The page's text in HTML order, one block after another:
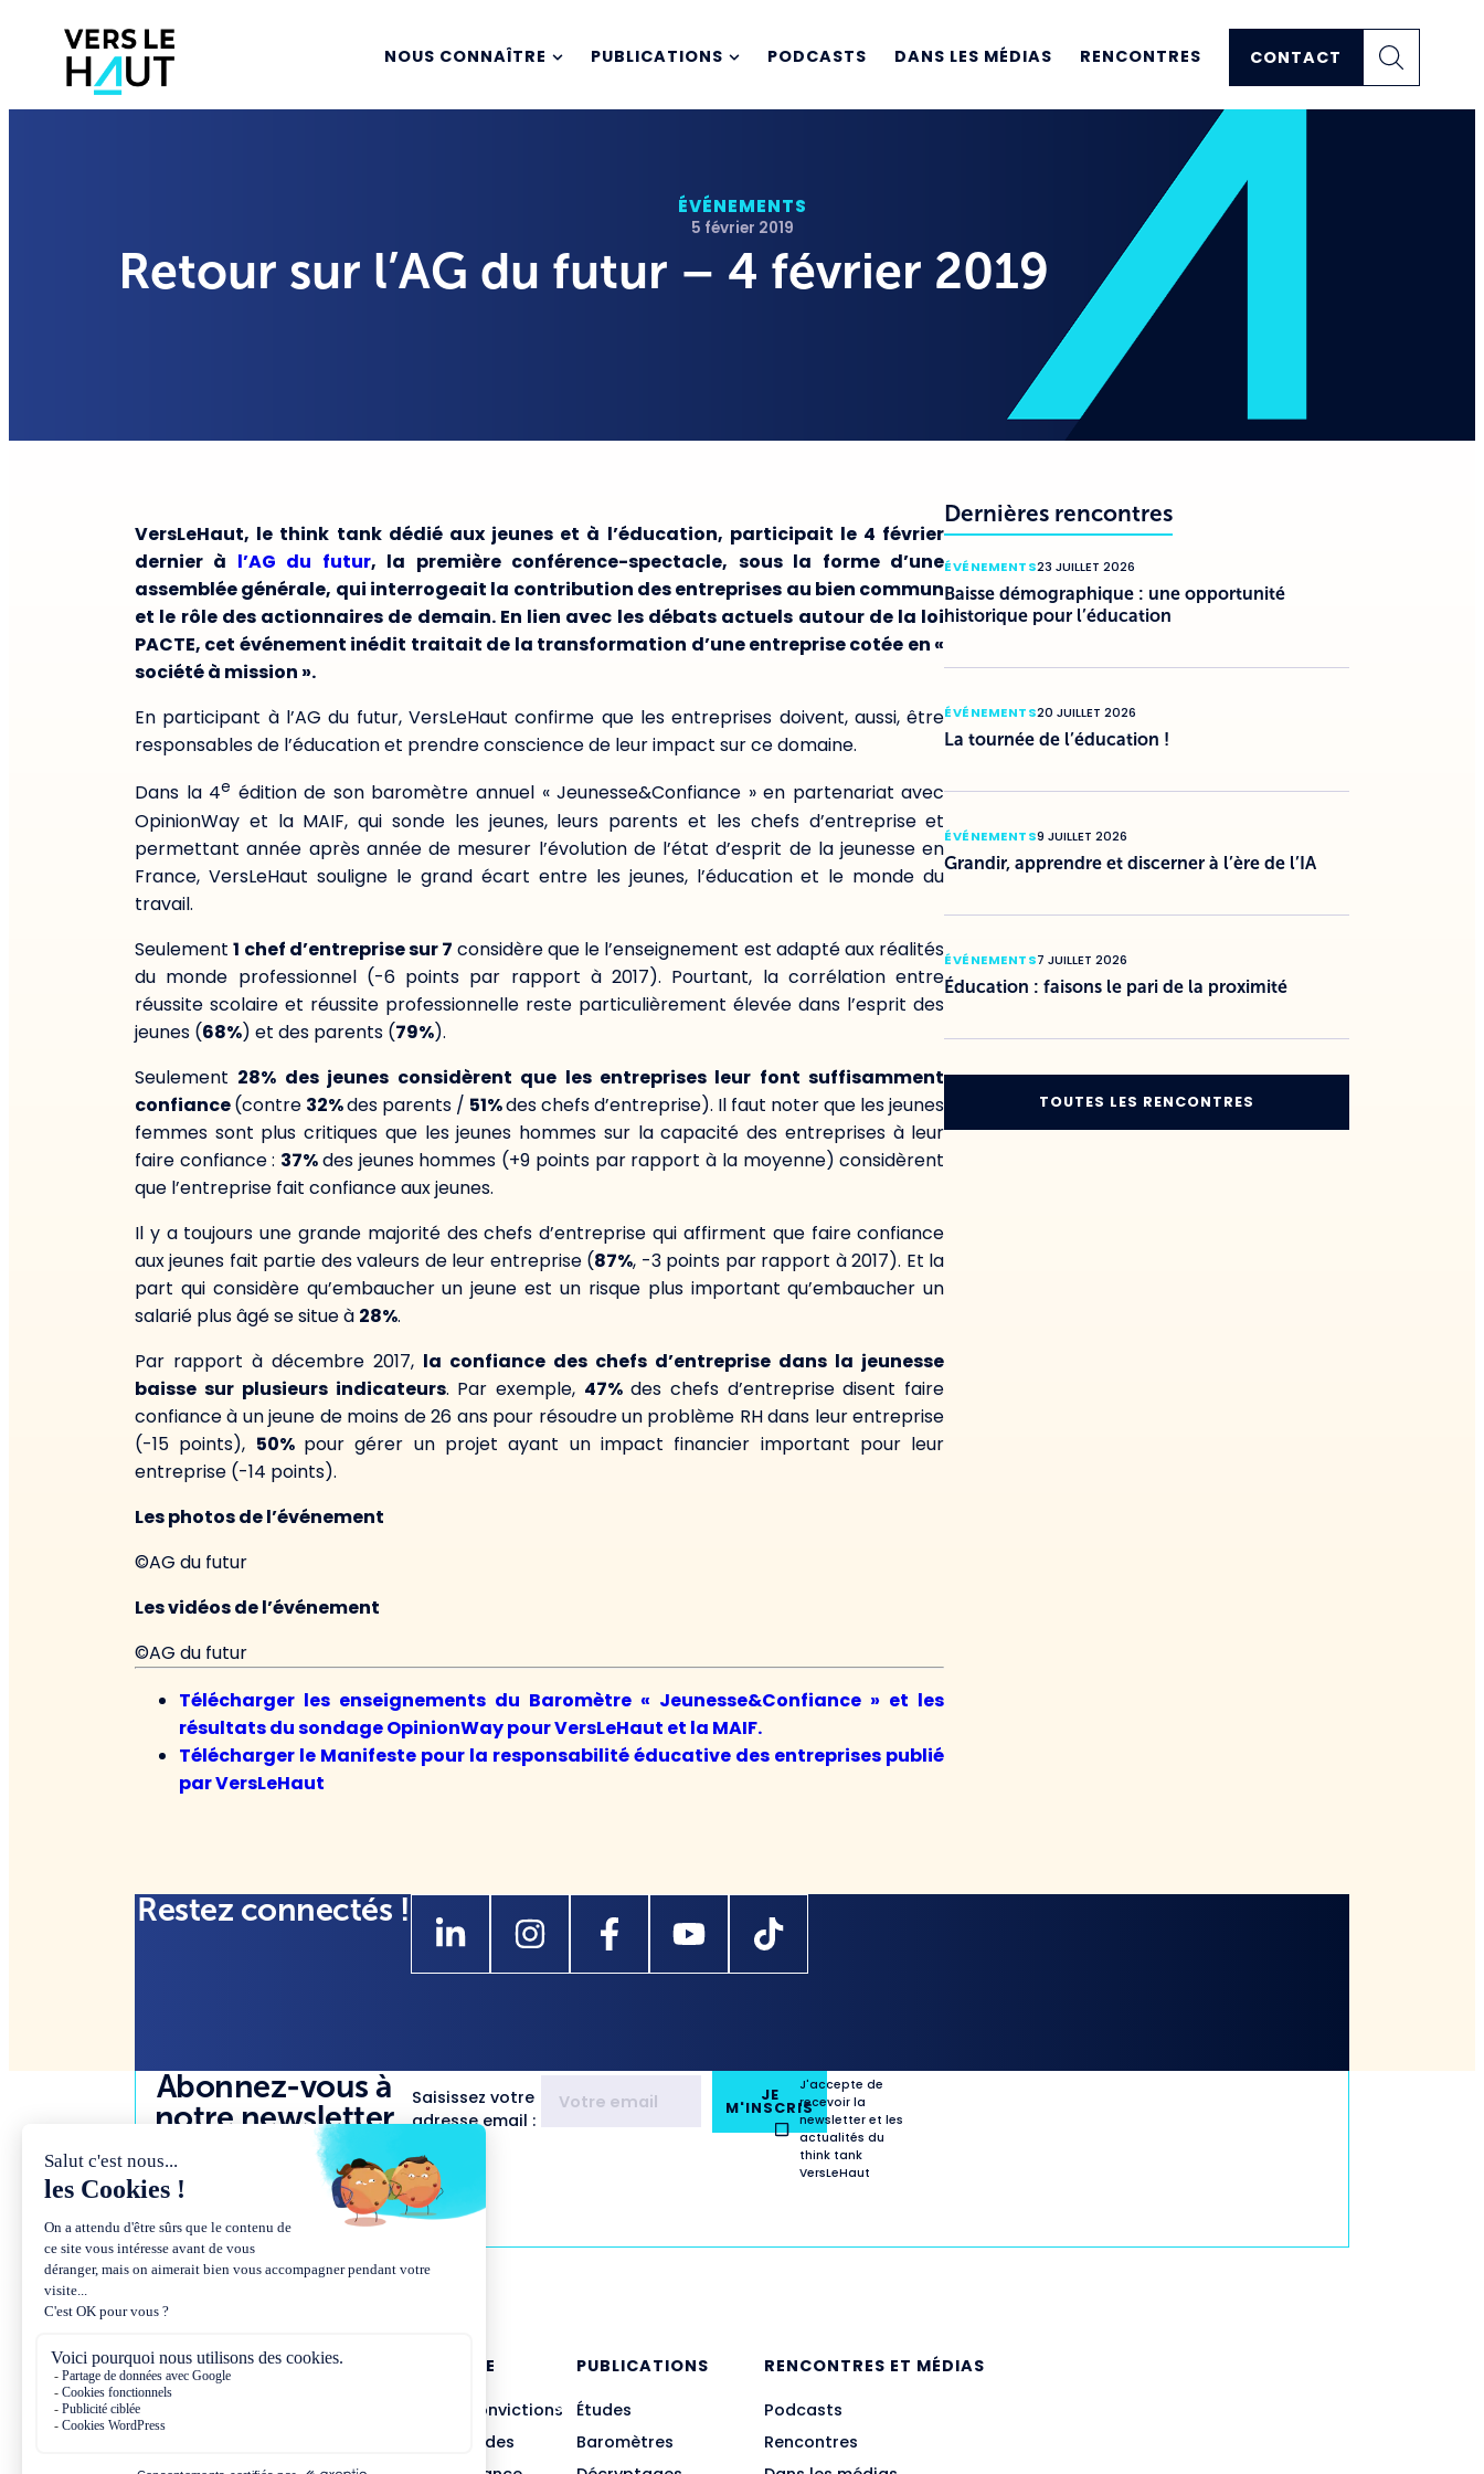
NOUS CONNAÎTRE PUBLICATIONS PODCASTS DANS LES MÉDIAS RENCONTRES CONTACT
ÉVÉNEMENTS
5 février 2019
Retour sur l’AG du futur – 4 février 2019
VersLeHaut, le think tank dédié aux jeunes et à l’éducation, participait le 4 février
dernier à l’AG du futur, la première conférence-spectacle, sous la forme d’une
assemblée générale, qui interrogeait la contribution des entreprises au bien commun
et le rôle des actionnaires de demain. En lien avec les débats actuels autour de la loi
PACTE, cet événement inédit traitait de la transformation d’une entreprise cotée en «
société à mission ».
En participant à l’AG du futur, VersLeHaut confirme que les entreprises doivent, aussi, être
responsables de l’éducation et prendre conscience de leur impact sur ce domaine.
Dans la 4e édition de son baromètre annuel « Jeunesse&Confiance » en partenariat avec
OpinionWay et la MAIF, qui sonde les jeunes, leurs parents et les chefs d’entreprise et
permettant année après année de mesurer l’évolution de l’état d’esprit de la jeunesse en
France, VersLeHaut souligne le grand écart entre les jeunes, l’éducation et le monde du
travail.
Seulement1 chef d’entreprise sur 7 considère que le l’enseignement est adapté aux réalités
du monde professionnel (-6 points par rapport à 2017). Pourtant, la corrélation entre
réussite scolaire et réussite professionnelle reste particulièrement élevée dans l’esprit des
jeunes (68%) et des parents (79%).
Seulement 28% des jeunes considèrent que les entreprises leur font suffisamment
confiance(contre 32%des parents / 51%des chefs d’entreprise). Il faut noter que les jeunes
femmes sont plus critiques que les jeunes hommes sur la capacité des entreprises à leur
faire confiance : 37%des jeunes hommes (+9 points par rapport à la moyenne) considèrent
que l’entreprise fait confiance aux jeunes.
Il y a toujours une grande majorité des chefs d’entreprise qui affirment que faire confiance
aux jeunes fait partie des valeurs de leur entreprise (87%, -3 points par rapport à 2017). Et la
part qui considère qu’embaucher un jeune est un risque plus important qu’embaucher un
salarié plus âgé se situe à 28%.
Par rapport à décembre 2017, la confiance des chefs d’entreprise dans la jeunesse
baisse sur plusieurs indicateurs. Par exemple, 47% des chefs d’entreprise disent faire
confiance à un jeune de moins de 26 ans pour résoudre un problème RH dans leur entreprise
(-15 points), 50% pour gérer un projet ayant un impact financier important pour leur
entreprise (-14 points).
Les photos de l’événement
©AG du futur
Les vidéos de l’événement
©AG du futur
Télécharger les enseignements du Baromètre « Jeunesse&Confiance » et les
résultats du sondage OpinionWay pour VersLeHaut et la MAIF.
Télécharger le Manifeste pour la responsabilité éducative des entreprises publié
par VersLeHaut
Dernières rencontres
ÉVÉNEMENTS23 JUILLET 2026
Baisse démographique : une opportunité
historique pour l’éducation
ÉVÉNEMENTS20 JUILLET 2026
La tournée de l’éducation !
ÉVÉNEMENTS9 JUILLET 2026
Grandir, apprendre et discerner à l’ère de l’IA
ÉVÉNEMENTS7 JUILLET 2026
Éducation : faisons le pari de la proximité
TOUTES LES RENCONTRES
Restez connectés !
Abonnez-vous à
notre newsletter
Saisissez votre
adresse email :
JE
M'INSCRIS
J'accepte de
recevoir la
newsletter et les
actualités du
think tank
VersLeHaut
NOUS CONNAÎTRE
Présentation et convictions
Missions et méthodes
PUBLICATIONS
Études
Baromètres
RENCONTRES ET MÉDIAS
Podcasts
Rencontres